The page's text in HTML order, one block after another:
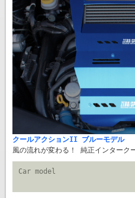
クールアクションII ブルーモデル
風の流れが変わる！ 純正インターク
Car model